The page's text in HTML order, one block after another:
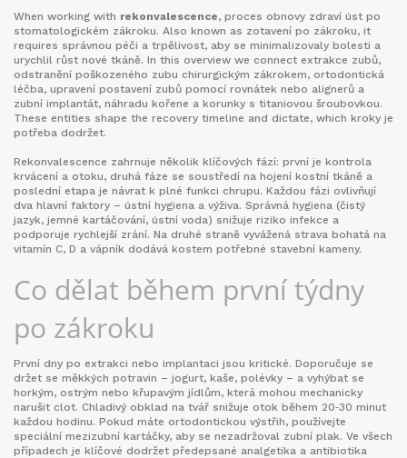
When working with rekonvalescence, proces obnovy zdraví úst po
stomatologickém zákroku. Also known as zotavení po zákroku, it
requires správnou péči a trpělivost, aby se minimalizovaly bolesti a
urychlil růst nové tkáně. In this overview we connect extrakce zubů,
odstranění poškozeného zubu chirurgickým zákrokem, ortodontická
léčba, upravení postavení zubů pomocí rovnátek nebo alignerů a
zubní implantát, náhradu kořene a korunky s titaniovou šroubovkou.
These entities shape the recovery timeline and dictate, which kroky je
potřeba dodržet.
Rekonvalescence zahrnuje několik klíčových fází: první je kontrola
krvácení a otoku, druhá fáze se soustředí na hojení kostní tkáně a
poslední etapa je návrat k plné funkci chrupu. Každou fázi ovlivňují
dva hlavní faktory – ústní hygiena a výživa. Správná hygiena (čistý
jazyk, jemné kartáčování, ústní voda) snižuje riziko infekce a
podporuje rychlejší zrání. Na druhé straně vyvážená strava bohatá na
vitamín C, D a vápník dodává kostem potřebné stavební kameny.
Co dělat během první týdny
po zákroku
První dny po extrakci nebo implantaci jsou kritické. Doporučuje se
držet se měkkých potravin – jogurt, kaše, polévky – a vyhýbat se
horkým, ostrým nebo křupavým jídlům, která mohou mechanicky
narušit clot. Chladivý obklad na tvář snižuje otok během 20‑30 minut
každou hodinu. Pokud máte ortodontickou výstřih, používejte
speciální mezizubní kartáčky, aby se nezadržoval zubní plak. Ve všech
případech je klíčové dodržet předepsané analgetika a antibiotika